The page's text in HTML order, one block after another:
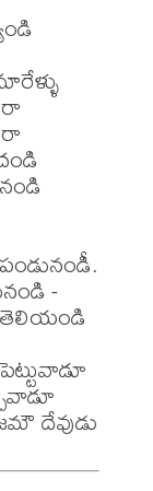
-
తెలియండి